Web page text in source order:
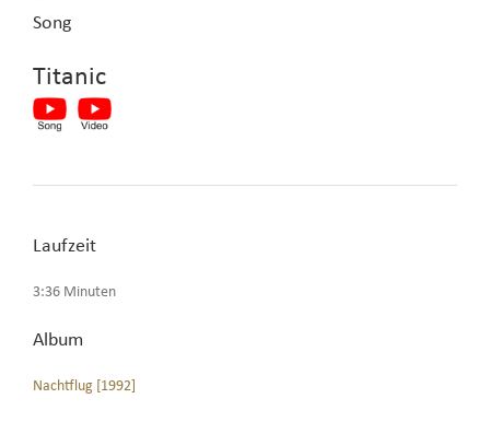
Song
Titanic
Laufzeit
3:36 Minuten
Album
Nachtflug [1992]